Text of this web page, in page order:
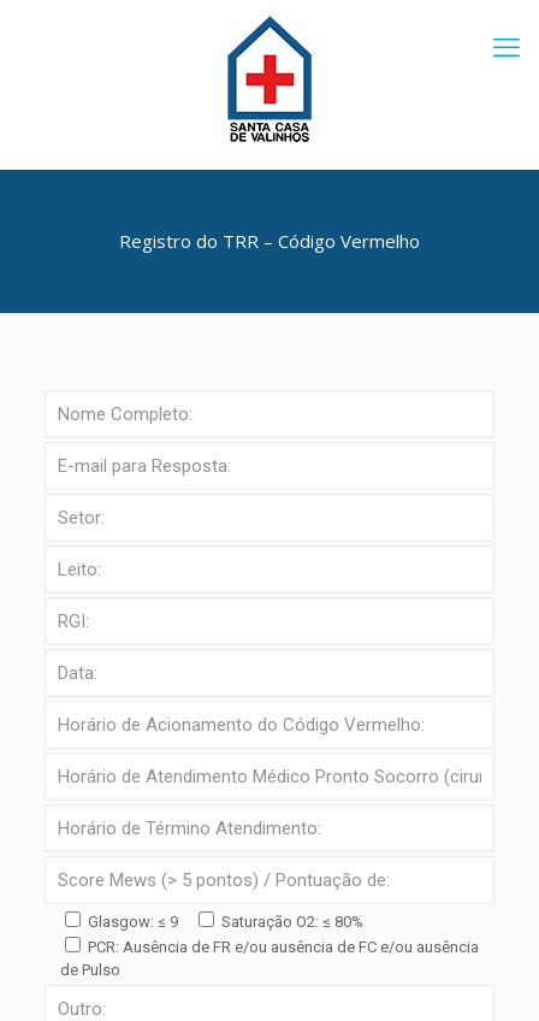
Registro do TRR – Código Vermelho
Glasgow: ≤ 9
Saturação O2: ≤ 80%
PCR: Ausência de FR e/ou ausência de FC e/ou ausência
de Pulso